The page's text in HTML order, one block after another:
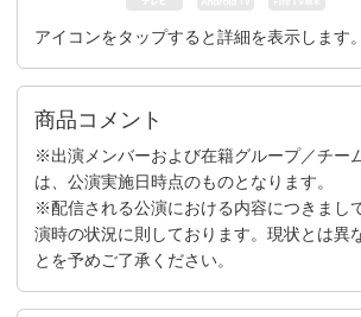
アイコンをタップすると詳細を表示します。
商品コメント
※出演メンバーおよび在籍グループ／チー
は、公演実施日時点のものとなります。
※配信される公演における内容につきまし
演時の状況に則しております。現状とは異
とを予めご了承ください。